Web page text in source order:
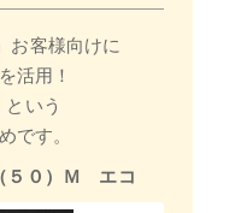
お客様向けに
活用！
という
です。
５０）Ｍ エコ